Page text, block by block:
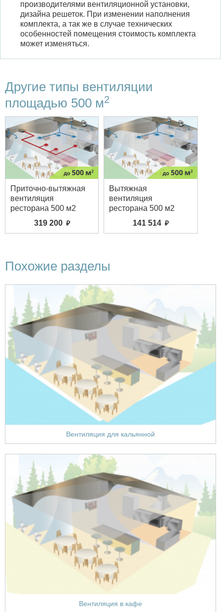
производителями вентиляционной установки,
дизайна решеток. При изменении наполнения
комплекта, а так же в случае технических
особенностей помещения стоимость комплекта
может изменяться.
Другие типы вентиляции
площадью 500 м2
Приточно-вытяжная
вентиляция
ресторана 500 м2
319 200
Вытяжная
вентиляция
ресторана 500 м2
141 514
Похожие разделы
Вентиляция для кальянной
Вентиляция в кафе